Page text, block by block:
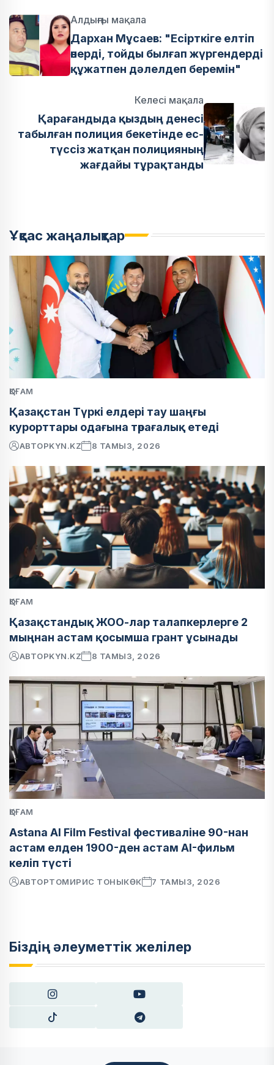
Алдыңғы мақала
Дархан Мұсаев: "Есірткіге елтіп
өнерді, тойды былғап жүргендерді
құжатпен дәлелдеп беремін"
Келесі мақала
Қарағандыда қыздың денесі
табылған полиция бекетінде ес-
түссіз жатқан полицияның
жағдайы тұрақтанды
Ұқсас жаңалықтар
ҚОҒАМ
Қазақстан Түркі елдері тау шаңғы
курорттары одағына төрағалық етеді
АВТОРKYN.KZ 8 ТАМЫЗ, 2026
ҚОҒАМ
Қазақстандық ЖОО-лар талапкерлерге 2
мыңнан астам қосымша грант ұсынады
АВТОРKYN.KZ 8 ТАМЫЗ, 2026
ҚОҒАМ
Astana AI Film Festival фестиваліне 90-нан
астам елден 1900-ден астам AI-фильм
келіп түсті
АВТОРТОМИРИС ТОНЫКӨК 7 ТАМЫЗ, 2026
Біздің әлеуметтік желілер